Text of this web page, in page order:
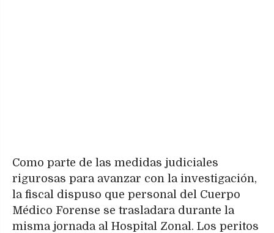
Como parte de las medidas judiciales
rigurosas para avanzar con la investigación,
la fiscal dispuso que personal del Cuerpo
Médico Forense se trasladara durante la
misma jornada al Hospital Zonal. Los peritos